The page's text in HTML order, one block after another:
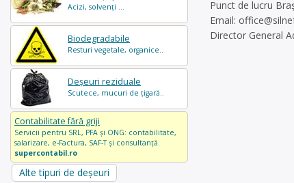
Acizi, solvenți ...
Biodegradabile
Resturi vegetale, organice..
Deșeuri reziduale
Scutece, mucuri de țigară..
Contabilitate fără griji
Servicii pentru SRL, PFA și ONG: contabilitate,
salarizare, e-Factura, SAF-T și consultanță.
supercontabil.ro
Alte tipuri de deșeuri
Punct de lucru
Email:
Director General